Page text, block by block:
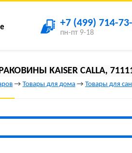
KAISER CALLA,
→ Товары для дома → Товары для
+7 (499) 714-
пн-пт 9-18